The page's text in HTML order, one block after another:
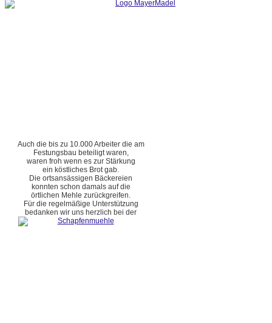
Auch die bis zu 10.000 Arbeiter die am
Festungsbau beteiligt waren,
waren froh wenn es zur Stärkung
ein köstliches Brot gab.
Die ortsansässigen Bäckereien
konnten schon damals auf die
örtlichen Mehle zurückgreifen.
Für die regelmäßige Unterstützung
bedanken wir uns herzlich bei der